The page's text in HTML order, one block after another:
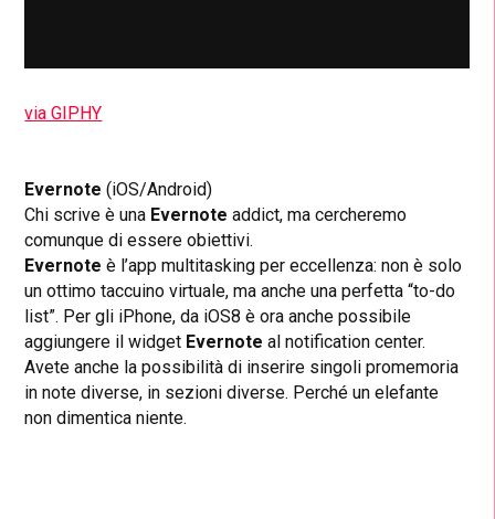
via GIPHY
Evernote(iOS/Android)
Chi scrive è una Evernote addict, ma cercheremo
comunque di essere obiettivi.
Evernoteè l’app multitasking per eccellenza: non è solo
un ottimo taccuino virtuale, ma anche una perfetta “to-do
list”. Per gli iPhone, da iOS8 è ora anche possibile
aggiungere il widget Evernoteal notification center.
Avete anche la possibilità di inserire singoli promemoria
in note diverse, in sezioni diverse. Perché un elefante
non dimentica niente.